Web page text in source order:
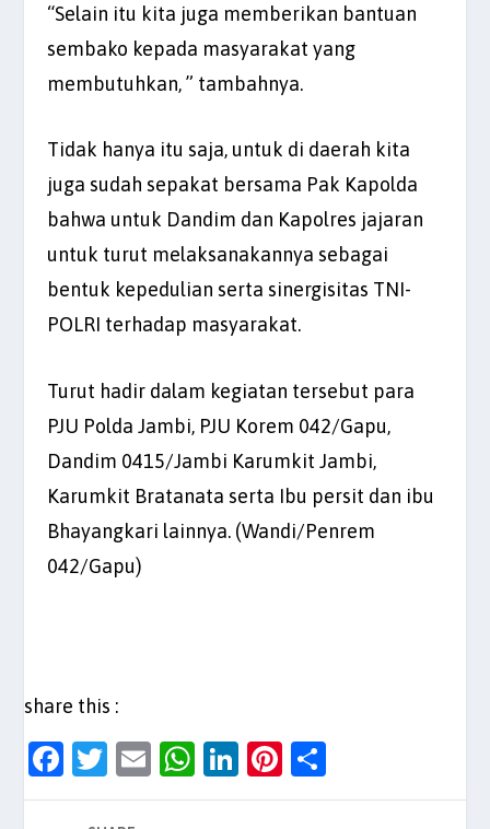
“Selain itu kita juga memberikan bantuan
sembako kepada masyarakat yang
membutuhkan, ” tambahnya.
Tidak hanya itu saja, untuk di daerah kita
juga sudah sepakat bersama Pak Kapolda
bahwa untuk Dandim dan Kapolres jajaran
untuk turut melaksanakannya sebagai
bentuk kepedulian serta sinergisitas TNI-
POLRI terhadap masyarakat.
Turut hadir dalam kegiatan tersebut para
PJU Polda Jambi, PJU Korem 042/Gapu,
Dandim 0415/Jambi Karumkit Jambi,
Karumkit Bratanata serta Ibu persit dan ibu
Bhayangkari lainnya. (Wandi/Penrem
042/Gapu)
share this :
F
a
T
w
E
m
W
h
Li
n
Pi
nt h